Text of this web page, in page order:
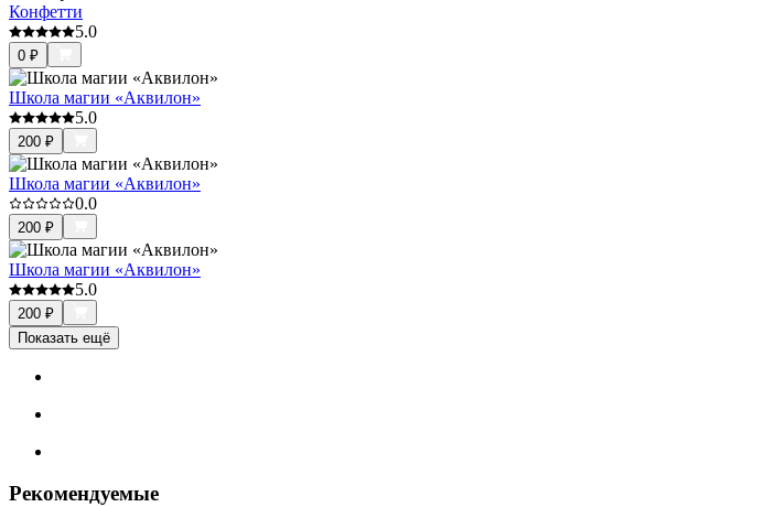
Конфетти
5.0
0 ₽
Школа магии «Аквилон»
5.0
200 ₽
Школа магии «Аквилон»
0.0
200 ₽
Школа магии «Аквилон»
5.0
200 ₽
Показать ещё
Рекомендуемые